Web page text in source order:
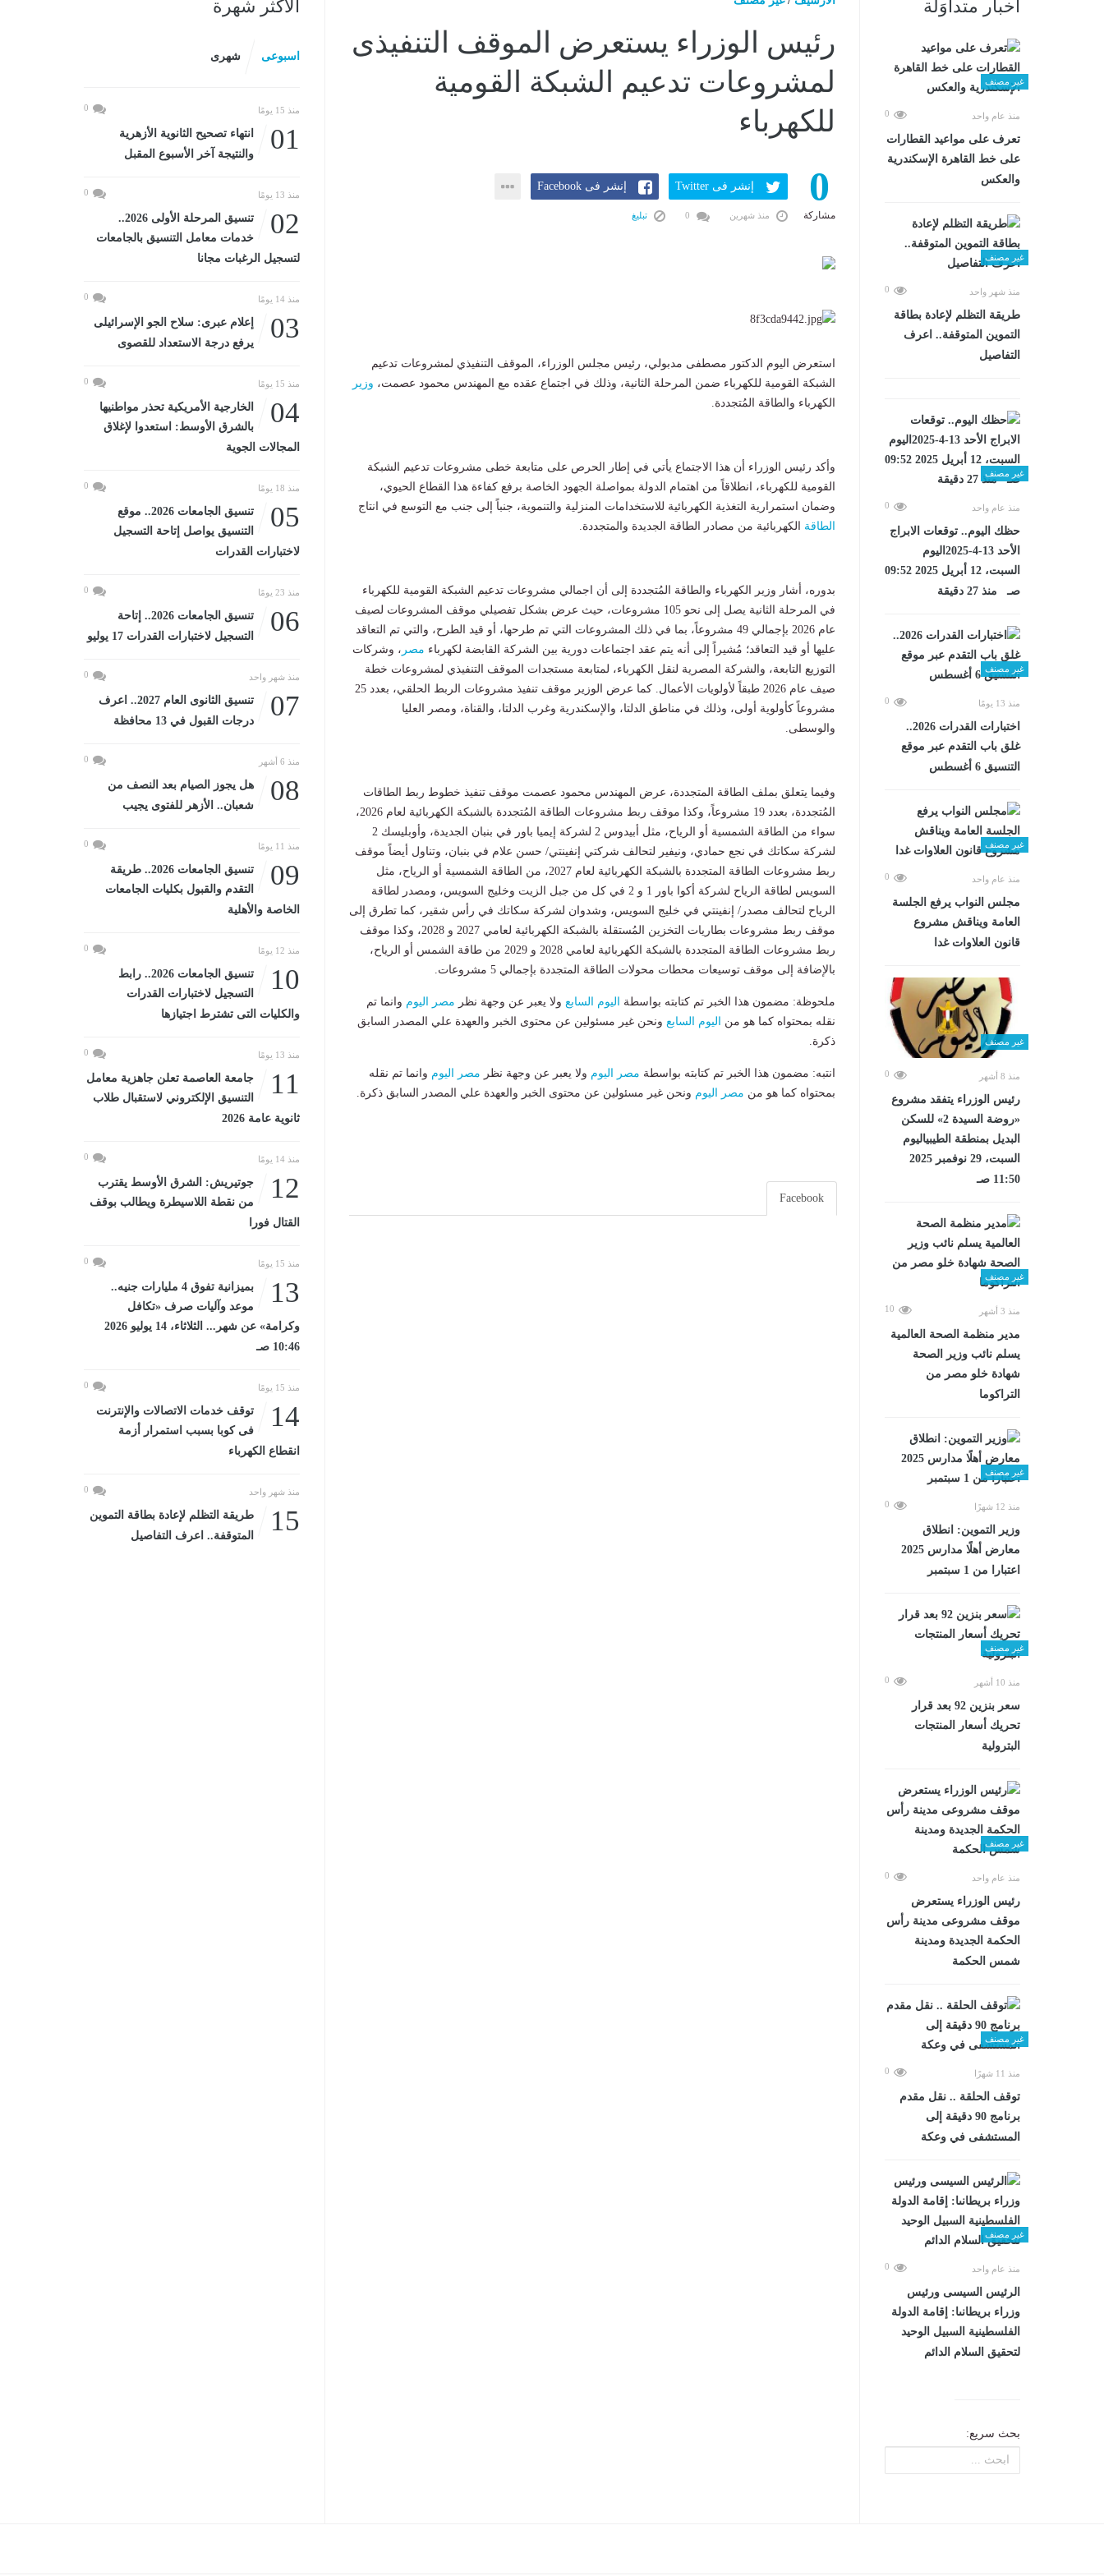
أخبار متداوَلة
غير مصنف
منذ عام واحد 0
تعرف على مواعيد القطارات
على خط القاهرة الإسكندرية
والعكس
غير مصنف
منذ شهر واحد 0
طريقة التظلم لإعادة بطاقة
التموين المتوقفة.. اعرف
التفاصيل
غير مصنف
منذ عام واحد 0
حظك اليوم.. توقعات الابراج
الأحد 13-4-2025اليوم
السبت، 12 أبريل 2025 09:52
صـ منذ 27 دقيقة
غير مصنف
منذ 13 يومًا 0
اختبارات القدرات 2026..
غلق باب التقدم عبر موقع
التنسيق 6 أغسطس
غير مصنف
منذ عام واحد 0
مجلس النواب يرفع الجلسة
العامة ويناقش مشروع
قانون العلاوات غدا
غير مصنف
منذ 8 أشهر 0
رئيس الوزراء يتفقد مشروع
«روضة السيدة 2» للسكن
البديل بمنطقة الطيبياليوم
السبت، 29 نوفمبر 2025
11:50 صـ
غير مصنف
منذ 3 أشهر 10
مدير منظمة الصحة العالمية
يسلم نائب وزير الصحة
شهادة خلو مصر من
التراكوما
غير مصنف
منذ 12 شهرًا 0
وزير التموين: انطلاق
معارض أهلًا مدارس 2025
اعتبارا من 1 سبتمبر
غير مصنف
منذ 10 أشهر 0
سعر بنزين 92 بعد قرار
تحريك أسعار المنتجات
البترولية
غير مصنف
منذ عام واحد 0
رئيس الوزراء يستعرض
موقف مشروعى مدينة رأس
الحكمة الجديدة ومدينة
شمس الحكمة
غير مصنف
منذ 11 شهرًا 0
توقف الحلقة .. نقل مقدم
برنامج 90 دقيقة إلى
المستشفى في وعكة
غير مصنف
منذ عام واحد 0
الرئيس السيسى ورئيس
وزراء بريطانىا: إقامة الدولة
الفلسطينية السبيل الوحيد
لتحقيق السلام الدائم
بحث سريع:
رئيس الوزراء يستعرض الموقف التنفيذى
لمشروعات تدعيم الشبكة القومية
للكهرباء
0
مشاركة
إنشر فى Twitter إنشر فى Facebook
منذ شهرين تبليغ
استعرض اليوم الدكتور مصطفى مدبولي، رئيس مجلس الوزراء، الموقف التنفيذي لمشروعات تدعيم
الشبكة القومية للكهرباء ضمن المرحلة الثانية، وذلك في اجتماع عقده مع المهندس محمود عصمت، وزير
الكهرباء والطاقة المُتجددة.
وأكد رئيس الوزراء أن هذا الاجتماع يأتي في إطار الحرص على متابعة خطى مشروعات تدعيم الشبكة
القومية للكهرباء، انطلاقاً من اهتمام الدولة بمواصلة الجهود الخاصة برفع كفاءة هذا القطاع الحيوي،
وضمان استمرارية التغذية الكهربائية للاستخدامات المنزلية والتنموية، جنباً إلى جنب مع التوسع في انتاج
الطاقة الكهربائية من مصادر الطاقة الجديدة والمتجددة.
بدوره، أشار وزير الكهرباء والطاقة المُتجددة إلى أن اجمالي مشروعات تدعيم الشبكة القومية للكهرباء
في المرحلة الثانية يصل إلى نحو 105 مشروعات، حيث عرض بشكل تفصيلي موقف المشروعات لصيف
عام 2026 بإجمالي 49 مشروعاً، بما في ذلك المشروعات التي تم طرحها، أو قيد الطرح، والتي تم التعاقد
عليها أو قيد التعاقد؛ مُشيراً إلى أنه يتم عقد اجتماعات دورية بين الشركة القابضة لكهرباء مصر ، وشركات
التوزيع التابعة، والشركة المصرية لنقل الكهرباء، لمتابعة مستجدات الموقف التنفيذي لمشروعات خطة
صيف عام 2026 طبقاً لأولويات الأعمال. كما عرض الوزير موقف تنفيذ مشروعات الربط الحلقي، بعدد 25
مشروعاً كأولوية أولى، وذلك في مناطق الدلتا، والإسكندرية وغرب الدلتا، والقناة، ومصر العليا
والوسطى.
وفيما يتعلق بملف الطاقة المتجددة، عرض المهندس محمود عصمت موقف تنفيذ خطوط ربط الطاقات
المُتجددة، بعدد 19 مشروعاً، وكذا موقف ربط مشروعات الطاقة المُتجددة بالشبكة الكهربائية لعام 2026،
سواء من الطاقة الشمسية أو الرياح، مثل أبيدوس 2 لشركة إيميا باور في بنبان الجديدة، وأوبليسك 2
لشركة سكاتك في نجع حمادي، ونيفير لتحالف شركتي إنفينتي/ حسن علام في بنبان، وتناول أيضاً موقف
ربط مشروعات الطاقة المتجددة بالشبكة الكهربائية لعام 2027، من الطاقة الشمسية أو الرياح، مثل
السويس لطاقة الرياح لشركة أكوا باور 1 و 2 في كل من جبل الزيت وخليج السويس، ومصدر لطاقة
الرياح لتحالف مصدر/ إنفينتي في خليج السويس، وشدوان لشركة سكاتك في رأس شقير، كما تطرق إلى
موقف ربط مشروعات بطاريات التخزين المُستقلة بالشبكة الكهربائية لعامي 2027 و 2028، وكذا موقف
ربط مشروعات الطاقة المتجددة بالشبكة الكهربائية لعامي 2028 و 2029 من طاقة الشمس أو الرياح،
بالإضافة إلى موقف توسيعات محطات محولات الطاقة المتجددة بإجمالي 5 مشروعات.
ملحوظة: مضمون هذا الخبر تم كتابته بواسطة اليوم السابع ولا يعبر عن وجهة نظر مصر اليوم وانما تم
نقله بمحتواه كما هو من
اليوم السابع ونحن غير مسئولين عن محتوى الخبر والعهدة علي المصدر السابق
ذكرة.
انتبه: مضمون هذا الخبر تم كتابته بواسطة مصر اليوم ولا يعبر عن وجهة نظر مصر اليوم وانما تم نقله
بمحتواه كما هو من مصر اليوم ونحن غير مسئولين عن محتوى الخبر والعهدة علي المصدر السابق ذكرة.
Facebook
الأكثر شهرة
اسبوعى شهرى
منذ 15 يومًا 0
01
انتهاء تصحيح الثانوية الأزهرية
والنتيجة آخر الأسبوع المقبل
منذ 13 يومًا 0
02
تنسيق المرحلة الأولى 2026..
خدمات معامل التنسيق بالجامعات
لتسجيل الرغبات مجانا
منذ 14 يومًا 0
03
إعلام عبرى: سلاح الجو الإسرائيلى
يرفع درجة الاستعداد للقصوى
منذ 15 يومًا 0
04
الخارجية الأمريكية تحذر مواطنيها
بالشرق الأوسط: استعدوا لإغلاق
المجالات الجوية
منذ 18 يومًا 0
05
تنسيق الجامعات 2026.. موقع
التنسيق يواصل إتاحة التسجيل
لاختبارات القدرات
منذ 23 يومًا 0
06
تنسيق الجامعات 2026.. إتاحة
التسجيل لاختبارات القدرات 17 يوليو
منذ شهر واحد 0
07
تنسيق الثانوى العام 2027.. اعرف
درجات القبول في 13 محافظة
منذ 6 أشهر 0
08
هل يجوز الصيام بعد النصف من
شعبان.. الأزهر للفتوى يجيب
منذ 11 يومًا 0
09
تنسيق الجامعات 2026.. طريقة
التقدم والقبول بكليات الجامعات
الخاصة والأهلية
منذ 12 يومًا 0
10
تنسيق الجامعات 2026.. رابط
التسجيل لاختبارات القدرات
والكليات التى تشترط اجتيازها
منذ 13 يومًا 0
11
جامعة العاصمة تعلن جاهزية معامل
التنسيق الإلكتروني لاستقبال طلاب
ثانوية عامة 2026
منذ 14 يومًا 0
12
جوتيريش: الشرق الأوسط يقترب
من نقطة اللاسيطرة ويطالب بوقف
القتال فورا
منذ 15 يومًا 0
13
بميزانية تفوق 4 مليارات جنيه..
موعد وآليات صرف «تكافل
وكرامة» عن شهر... الثلاثاء، 14 يوليو 2026
10:46 صـ
منذ 15 يومًا 0
14
توقف خدمات الاتصالات والإنترنت
فى كوبا بسبب استمرار أزمة
انقطاع الكهرباء
منذ شهر واحد 0
15
طريقة التظلم لإعادة بطاقة التموين
المتوقفة.. اعرف التفاصيل